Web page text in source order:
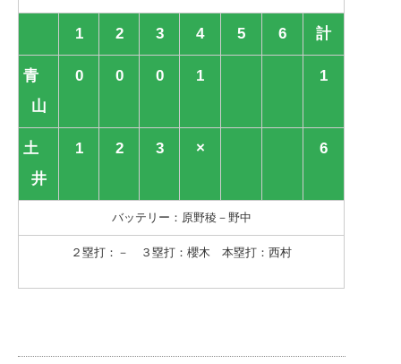
1 2 3 4 5 6 計
青
山
0 0 0 1 1
土
井
1 2 3 × 6
バッテリー：原野稜－野中
２塁打：－ ３塁打：櫻木 本塁打：西村